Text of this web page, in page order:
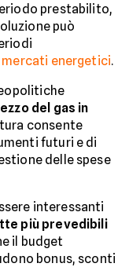
prestabilito,
può
energetici.
del gas in
consente
futuri e di
delle spese
interessanti
più prevedibili
il budget
bonus, sconti